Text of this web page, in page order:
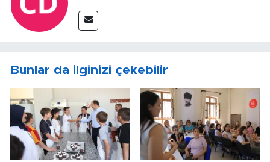
Bunlar da ilginizi çekebilir